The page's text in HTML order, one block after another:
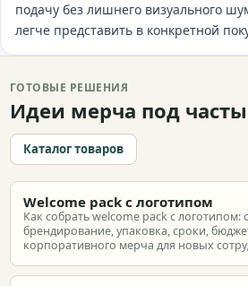
подачу без лишнего визуального
легче представить в конкретной
ГОТОВЫЕ РЕШЕНИЯ
Идеи мерча под
Каталог товаров
Welcome pack с логотипом
Как собрать welcome pack с логотипом:
брендирование, упаковка, сроки,
корпоративного мерча для новых